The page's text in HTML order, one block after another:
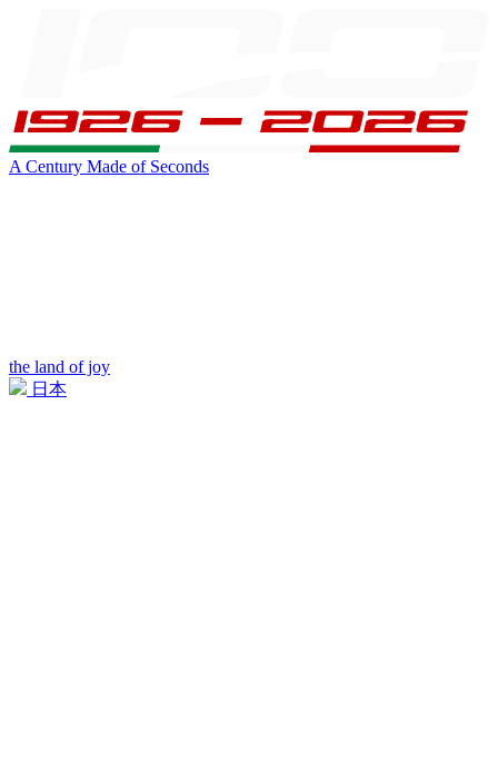
A Century Made of Seconds
the land of joy
日本